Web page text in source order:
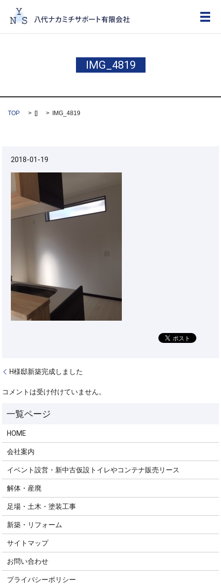
メ
IMG_4819
TOP [] IMG_4819
2018-01-19
H様邸新築完成しました
コメントは受け付けていません。
HOME
会社案内
イベント設営・新中古仮設トイレやコンテナ販売リース
解体・産廃
足場・土木・塗装工事
新築・リフォーム
サイトマップ
お問い合わせ
プライバシーポリシー